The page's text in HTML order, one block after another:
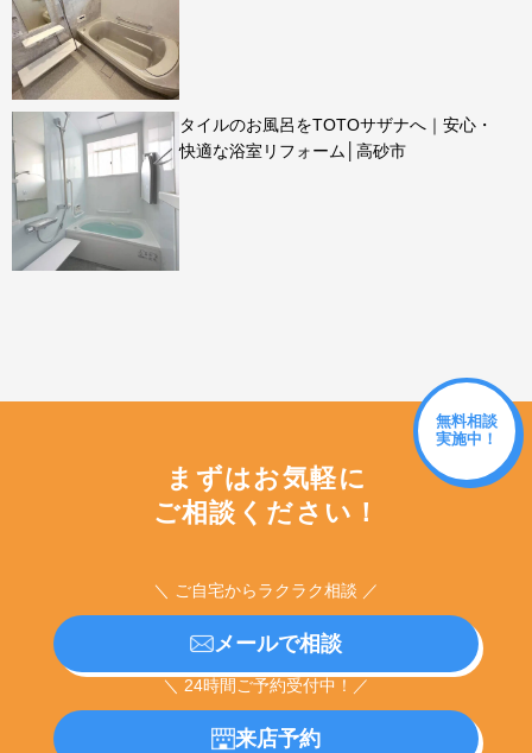
タイルのお風呂をTOTOサザナへ｜安心・
快適な浴室リフォーム│高砂市
無料相談
実施中！
まずはお気軽に
ご相談ください！
＼ ご自宅からラクラク相談 ／
メールで相談
＼ 24時間ご予約受付中！／
来店予約